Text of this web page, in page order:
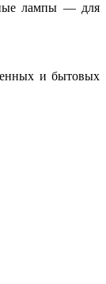
лампы — для
и бытовых